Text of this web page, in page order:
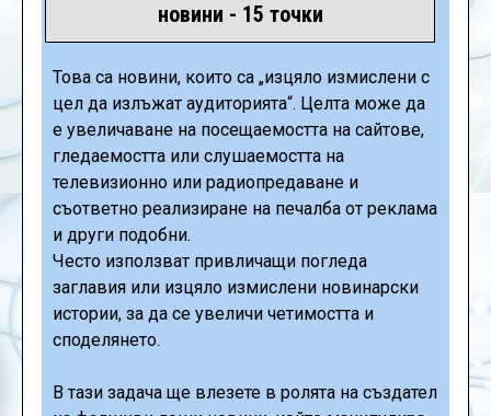
новини - 15 точки
Това са новини, които са „изцяло измислени с
цел да излъжат аудиторията“. Целта може да
е увеличаване на посещаемостта на сайтове,
гледаемостта или слушаемостта на
телевизионно или радиопредаване и
съответно реализиране на печалба от реклама
и други подобни.
Често използват привличащи погледа
заглавия или изцяло измислени новинарски
истории, за да се увеличи четимостта и
споделянето.
В тази задача ще влезете в ролята на създател